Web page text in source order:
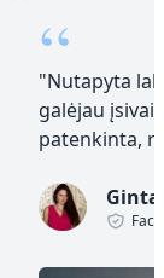
“
"Nutapyta
galėjau
patenkinta,